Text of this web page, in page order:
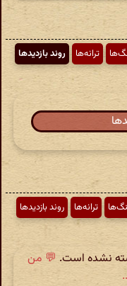
ترانه‌ها
روند بازدیدها
ترانه‌ها
روند بازدیدها
نشده است. 💬 من